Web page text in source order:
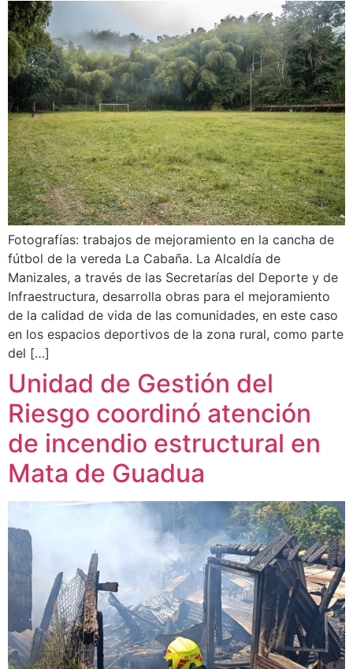
Fotografías: trabajos de mejoramiento en la cancha de
fútbol de la vereda La Cabaña. La Alcaldía de
Manizales, a través de las Secretarías del Deporte y de
Infraestructura, desarrolla obras para el mejoramiento
de la calidad de vida de las comunidades, en este caso
en los espacios deportivos de la zona rural, como parte
del […]
Unidad de Gestión del
Riesgo coordinó atención
de incendio estructural en
Mata de Guadua